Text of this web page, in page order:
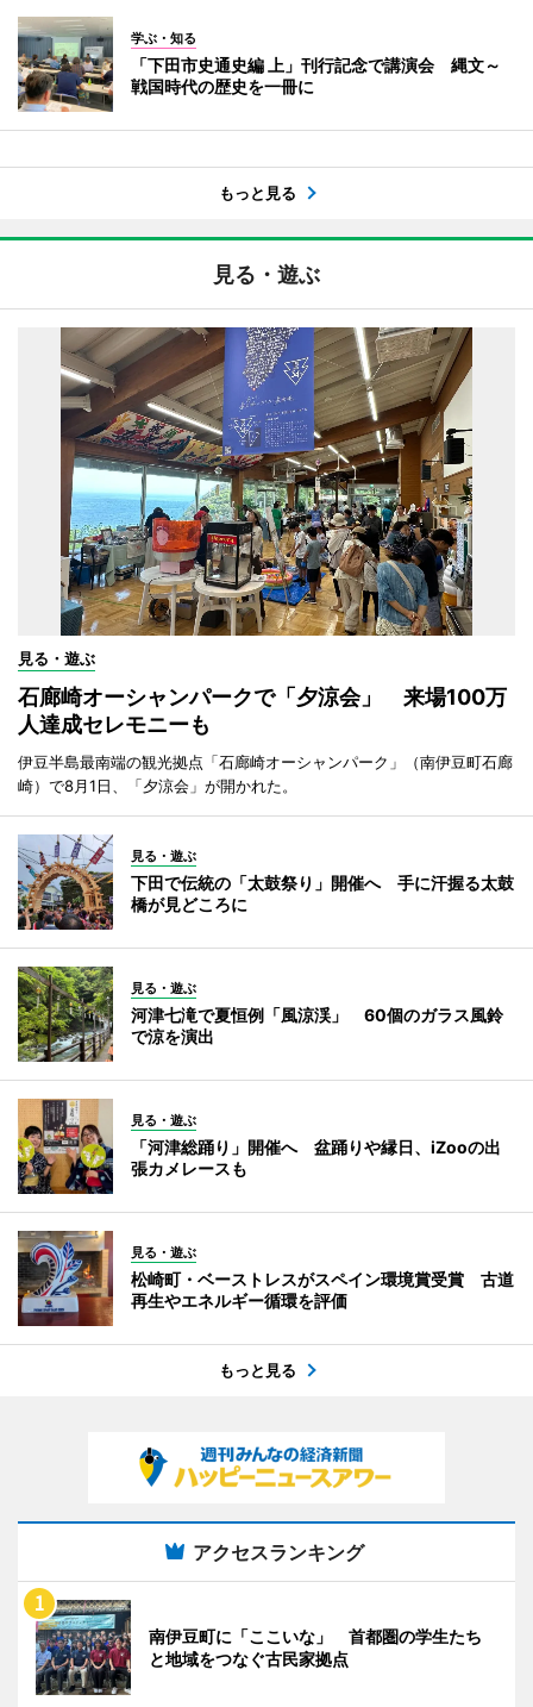
学ぶ・知る
「下田市史通史編 上」刊行記念で講演会 縄文～
戦国時代の歴史を一冊に
もっと見る
見る・遊ぶ
見る・遊ぶ
石廊崎オーシャンパークで「夕涼会」 来場100万
人達成セレモニーも
伊豆半島最南端の観光拠点「石廊崎オーシャンパーク」（南伊豆町石廊
崎）で8月1日、「夕涼会」が開かれた。
見る・遊ぶ
下田で伝統の「太鼓祭り」開催へ 手に汗握る太鼓
橋が見どころに
見る・遊ぶ
河津七滝で夏恒例「風涼渓」 60個のガラス風鈴
で涼を演出
見る・遊ぶ
「河津総踊り」開催へ 盆踊りや縁日、iZooの出
張カメレースも
見る・遊ぶ
松崎町・ベーストレスがスペイン環境賞受賞 古道
再生やエネルギー循環を評価
もっと見る
アクセスランキング
南伊豆町に「ここいな」 首都圏の学生たち
と地域をつなぐ古民家拠点